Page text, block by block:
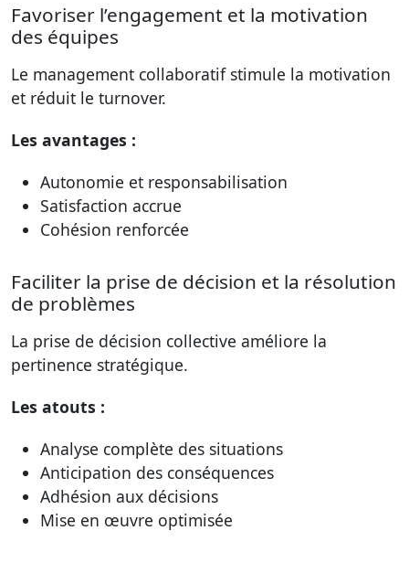
Favoriser l’engagement et la motivation
des équipes
Le management collaboratif stimule la motivation
et réduit le turnover.
Les avantages :
Autonomie et responsabilisation
Satisfaction accrue
Cohésion renforcée
Faciliter la prise de décision et la résolution
de problèmes
La prise de décision collective améliore la
pertinence stratégique.
Les atouts :
Analyse complète des situations
Anticipation des conséquences
Adhésion aux décisions
Mise en œuvre optimisée